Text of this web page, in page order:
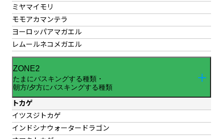
ミヤマイモリ
モモアカマンテラ
ヨーロッパアマガエル
レムールネコメガエル
ZONE2
たまにバスキングする種類・
朝方/夕方にバスキングする種類
トカゲ
イツスジトカゲ
インドシナウォータードラゴン